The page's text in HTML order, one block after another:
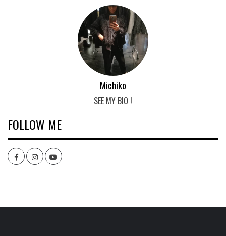
Michiko
SEE MY BIO !
FOLLOW ME
FacebookInstagramyoutube